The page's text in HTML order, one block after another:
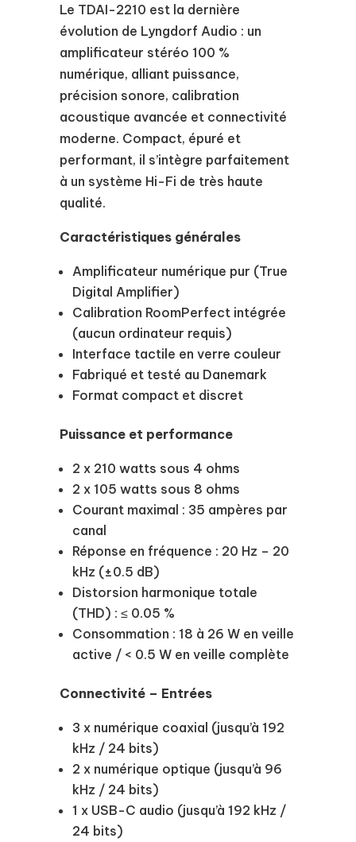
Le TDAI-2210 est la dernière
évolution de Lyngdorf Audio : un
amplificateur stéréo 100 %
numérique, alliant puissance,
précision sonore, calibration
acoustique avancée et connectivité
moderne. Compact, épuré et
performant, il s’intègre parfaitement
à un système Hi-Fi de très haute
qualité.
Caractéristiques générales
Amplificateur numérique pur (True
Digital Amplifier)
Calibration RoomPerfect intégrée
(aucun ordinateur requis)
Interface tactile en verre couleur
Fabriqué et testé au Danemark
Format compact et discret
Puissance et performance
2 x 210 watts sous 4 ohms
2 x 105 watts sous 8 ohms
Courant maximal : 35 ampères par
canal
Réponse en fréquence : 20 Hz – 20
kHz (±0.5 dB)
Distorsion harmonique totale
(THD) : ≤ 0.05 %
Consommation : 18 à 26 W en veille
active / < 0.5 W en veille complète
Connectivité – Entrées
3 x numérique coaxial (jusqu’à 192
kHz / 24 bits)
2 x numérique optique (jusqu’à 96
kHz / 24 bits)
1 x USB-C audio (jusqu’à 192 kHz /
24 bits)